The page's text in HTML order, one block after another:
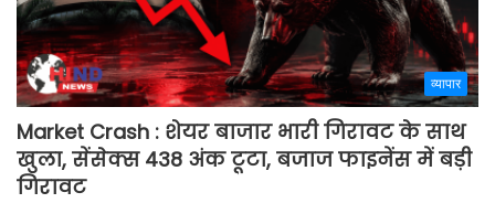
व्यापार
Market Crash : शेयर बाजार भारी गिरावट के साथ
खुला, सेंसेक्स 438 अंक टूटा, बजाज फाइनेंस में बड़ी
गिरावट